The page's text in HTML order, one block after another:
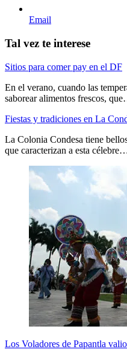
Email
Tal vez te interese
Sitios para comer pay en el DF
En el verano, cuando las
saborear alimentos frescos,
Fiestas y tradiciones en La
La Colonia Condesa tiene
que caracterizan a esta
Los Voladores de Papantla